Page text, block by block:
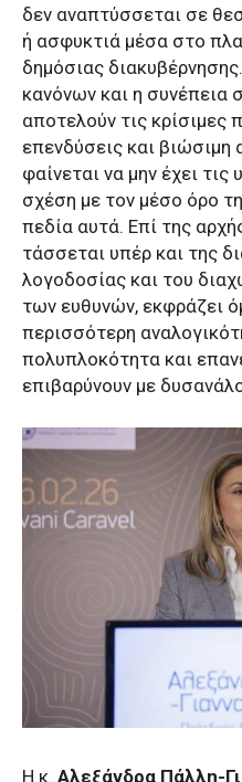
δεν αναπτύσσεται σε
ή ασφυκτιά μέσα στο
δημόσιας
κανόνων και η συνέπεια
αποτελούν τις κρίσιμες
επενδύσεις και
φαίνεται να μην έχει
σχέση με τον μέσο όρο
πεδία αυτά. Επί της
τάσσεται υπέρ και της
λογοδοσίας και του
των ευθυνών, εκφράζει
περισσότερη
πολυπλοκότητα και
επιβαρύνουν με
Η κ. Αλεξάνδρα Πάλλη-